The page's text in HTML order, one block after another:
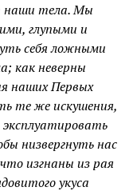
наши тела. Мы
глупыми и
себя ложными
как неверны
наших Первых
те же искушения,
низвергнуть нас
изгнаны из рая
укуса